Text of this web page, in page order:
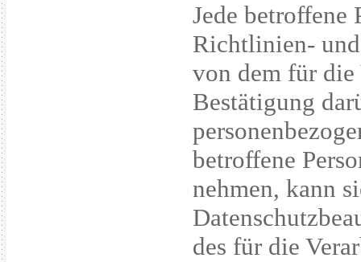
Jede betroffene
Richtlinien-
von dem für
Bestätigung
betroffene
nehmen, kann
des für die